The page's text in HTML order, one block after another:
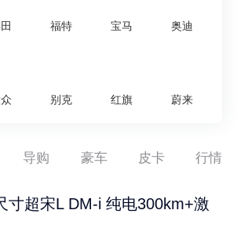
福特 宝马 奥迪
别克 红旗 蔚来
导购 豪车 皮卡 行情
寸超宋L DM-i 纯电300km+激